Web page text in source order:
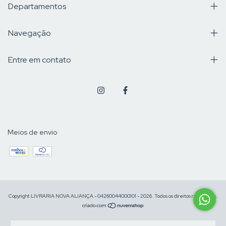
Departamentos
Navegação
Entre em contato
Meios de envio
Copyright LIVRARIA NOVA ALIANÇA - 04260044000101 - 2026. Todos os direitos reservados.